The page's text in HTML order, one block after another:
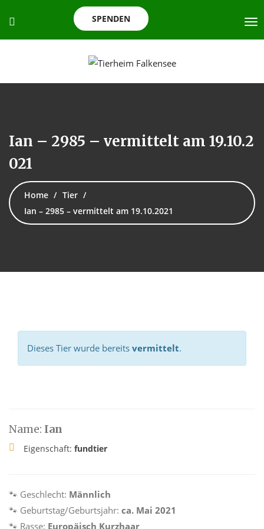
SPENDEN
Ian – 2985 – vermittelt am 19.10.2
021
Home
Tier
Ian – 2985 – vermittelt am 19.10.2021
Dieses Tier wurde bereits vermittelt.
Name: Ian
Eigenschaft: fundtier
🐾 Geschlecht: Männlich
🐾 Geburtstag/Geburtsjahr: ca. Mai 2021
🐾 Rasse: Europäisch Kurzhaar